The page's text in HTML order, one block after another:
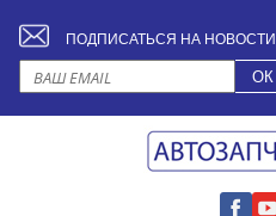
ПОДПИСАТЬСЯ НА НОВОСТИ